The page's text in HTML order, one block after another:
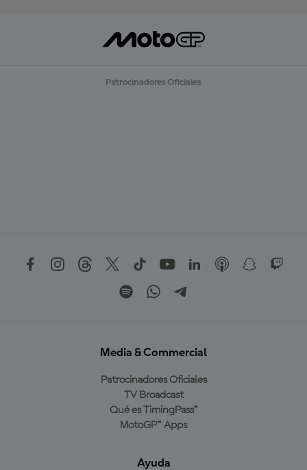
Patrocinadores Oficiales
Media & Commercial
Patrocinadores Oficiales
TV Broadcast
Qué es TimingPass™
MotoGP™ Apps
Ayuda